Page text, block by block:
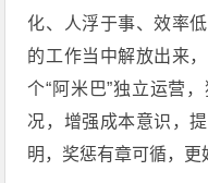
化、人浮于事、效率
的工作当中解放出来
个“阿米巴”独立运营
况，增强成本意识，
明，奖惩有章可循，更